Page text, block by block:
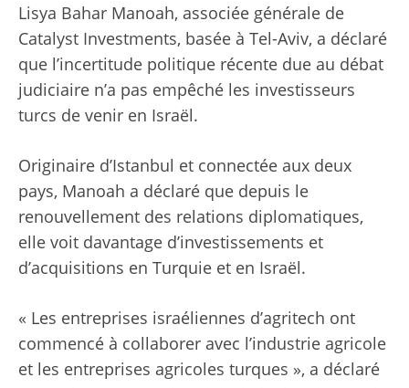
Lisya Bahar Manoah, associée générale de
Catalyst Investments, basée à Tel-Aviv, a déclaré
que l’incertitude politique récente due au débat
judiciaire n’a pas empêché les investisseurs
turcs de venir en Israël.
Originaire d’Istanbul et connectée aux deux
pays, Manoah a déclaré que depuis le
renouvellement des relations diplomatiques,
elle voit davantage d’investissements et
d’acquisitions en Turquie et en Israël.
« Les entreprises israéliennes d’agritech ont
commencé à collaborer avec l’industrie agricole
et les entreprises agricoles turques », a déclaré